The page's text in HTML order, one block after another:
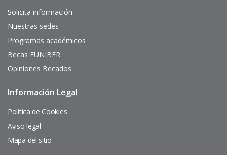
interés
Solicita información
Nuestras sedes
Programas académicos
Becas FUNIBER
Opiniones Becados
Pie
página
Información Legal
Política de Cookies
Aviso legal
Mapa del sitio